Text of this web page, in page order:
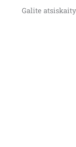
Galite